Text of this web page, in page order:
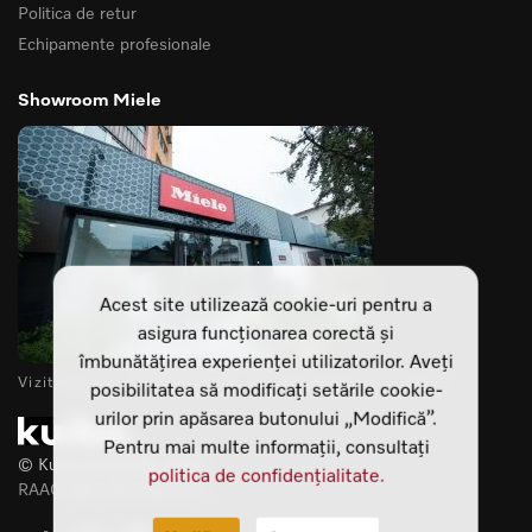
Politica de retur
Echipamente profesionale
Showroom Miele
Vizitează-ne showroomurile din Cluj Napoca si Sibiu
© Kuiba Living SRL 2025
RAAO Web development
Acest site utilizează cookie-uri pentru a
asigura funcționarea corectă și
îmbunătățirea experienței utilizatorilor. Aveți
posibilitatea să modificați setările cookie-
urilor prin apăsarea butonului „Modifică”.
Pentru mai multe informații, consultați
politica de confidențialitate.